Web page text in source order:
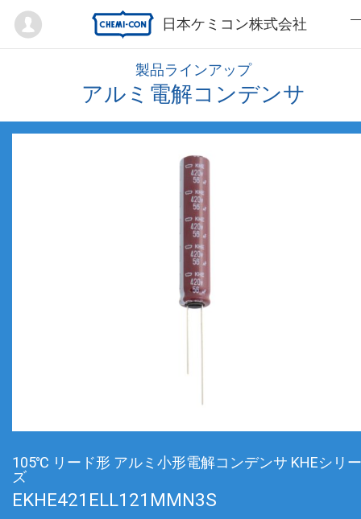
日本ケミコン株式会社
Mypage
製品ラインアップ
アルミ電解コンデンサ
105℃ リード形 アルミ小形電解コンデンサ KHEシリー
ズ
EKHE421ELL121MMN3S